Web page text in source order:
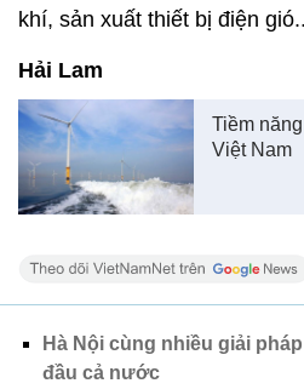
khí, sản xuất thiết bị điện
Hải Lam
Tiềm
Việt Nam
Hà Nội cùng nhiều giải
đầu cả nước